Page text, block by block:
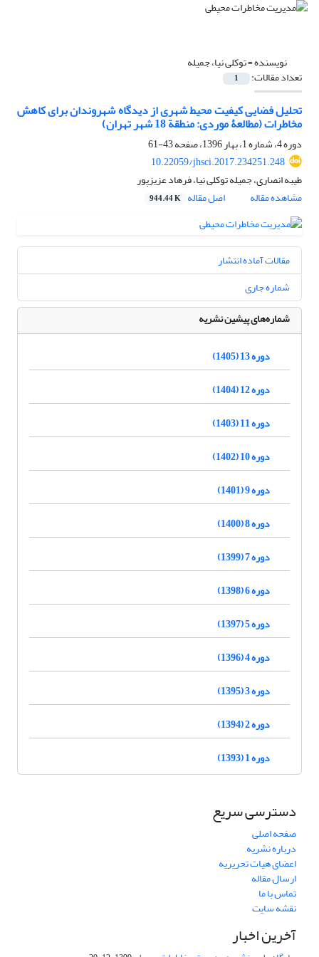
نویسنده =توکلی نیا، جمیله
تعداد مقالات: 1
تحلیل فضایی کیفیت محیط شهری از دیدگاه شهروندان برای کاهش
مخاطرات (مطالعۀ موردی: منطقة 18 شهر تهران)
دوره 4، شماره 1، بهار 1396، صفحه
43-61
10.22059/jhsci.2017.234251.248
طیبه انصاری، جمیله توکلی نیا، فرهاد عزیزپور
مشاهده مقاله
اصل مقاله 944.44 K
مقالات آماده انتشار
شماره جاری
شماره‌های پیشین نشریه
دوره 13 (1405)
دوره 12 (1404)
دوره 11 (1403)
دوره 10 (1402)
دوره 9 (1401)
دوره 8 (1400)
دوره 7 (1399)
دوره 6 (1398)
دوره 5 (1397)
دوره 4 (1396)
دوره 3 (1395)
دوره 2 (1394)
دوره 1 (1393)
دسترسی سریع
صفحه اصلی
درباره نشریه
اعضای هیات تحریریه
ارسال مقاله
تماس با ما
نقشه سایت
آخرین اخبار